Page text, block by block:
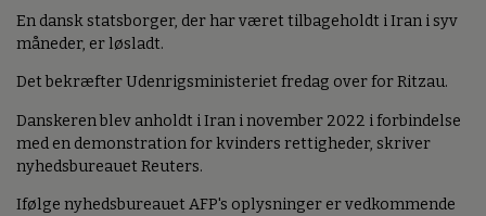
En dansk statsborger, der har været tilbageholdt i Iran i syv
måneder, er løsladt.
Det bekræfter Udenrigsministeriet fredag over for Ritzau.
Danskeren blev anholdt i Iran i november 2022 i forbindelse
med en demonstration for kvinders rettigheder, skriver
nyhedsbureauet Reuters.
Ifølge nyhedsbureauet AFP's oplysninger er vedkommende